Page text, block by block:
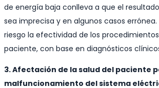
de energía baja conlleva a que el
sea imprecisa y en algunos casos errónea.
riesgo la efectividad de los
paciente, con base en diagnósticos
3. Afectación de la salud del paciente
malfuncionamiento del sistema